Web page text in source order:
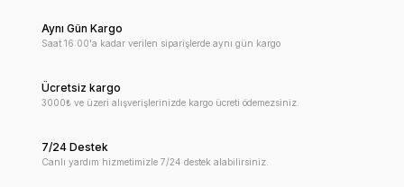
Aynı Gün Kargo
Saat 16:00'a kadar verilen siparişlerde aynı gün kargo
Ücretsiz kargo
3000₺ ve üzeri alışverişlerinizde kargo ücreti ödemezsiniz.
7/24 Destek
Canlı yardım hizmetimizle 7/24 destek alabilirsiniz.